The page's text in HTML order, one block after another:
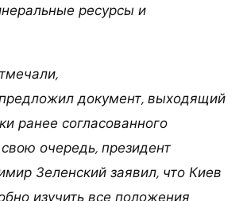
ресурсы и
документ, выходящий
ранее согласованного
очередь, президент
Зеленский заявил, что Киев
изучить все положения